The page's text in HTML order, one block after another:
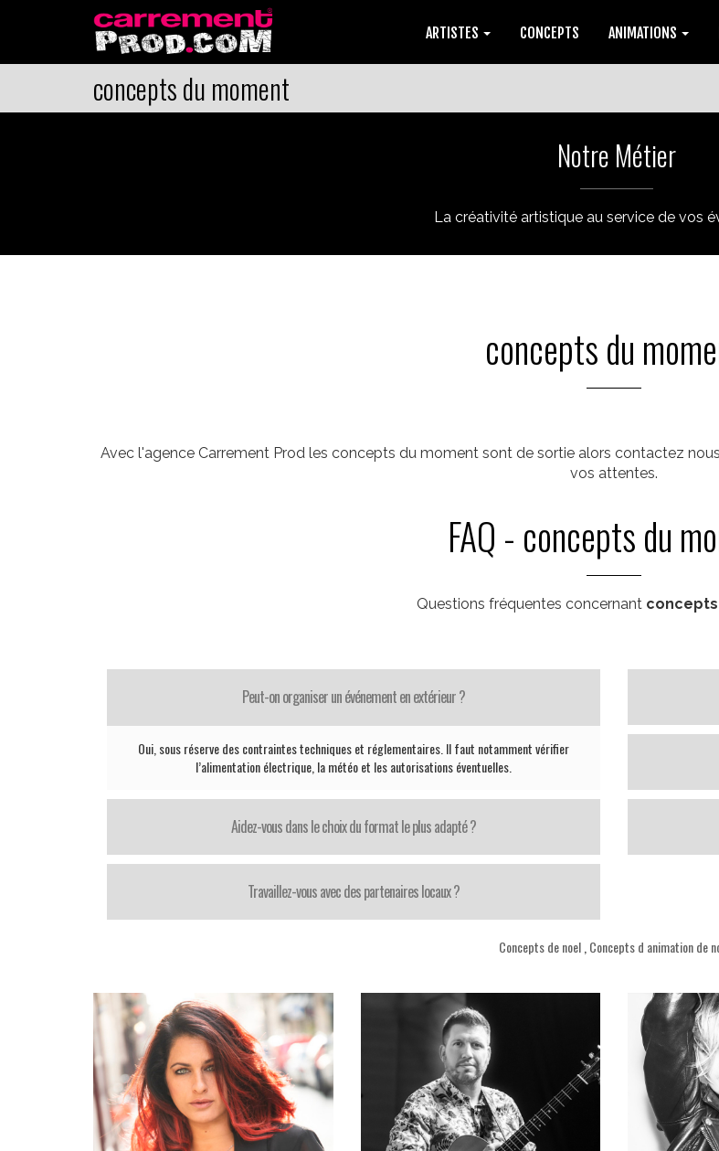
ARTISTES CONCEPTS ANIMATIONS
concepts du moment
Notre Métier
La créativité artistique au service de vos
concepts du
Avec l'agence Carrement Prod les concepts du moment sont de sortie alors contactez
vos attentes.
FAQ - concepts du
Questions fréquentes concernant
Peut-on organiser un événement en extérieur ?
Oui, sous réserve des contraintes techniques et réglementaires. Il faut notamment vérifier
l’alimentation électrique, la météo et les autorisations éventuelles.
Aidez-vous dans le choix du format le plus adapté ?
Travaillez-vous avec des partenaires locaux ?
Concepts de noel, Concepts d animation de